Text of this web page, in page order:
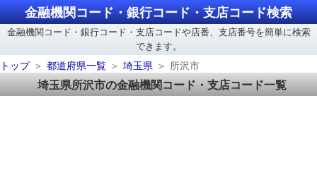
金融機関コード・銀行コード・支店コード検索
金融機関コード・銀行コード・支店コードや店番、支店番号を簡単に検索
できます。
トップ
都道府県一覧 埼玉県 所沢市
埼玉県所沢市の金融機関コード・支店コード一覧